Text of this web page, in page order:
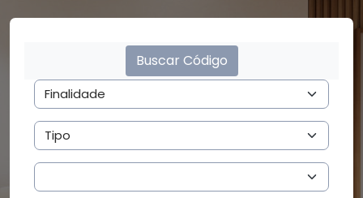
Buscar Código